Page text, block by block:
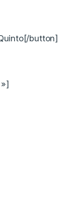
button]